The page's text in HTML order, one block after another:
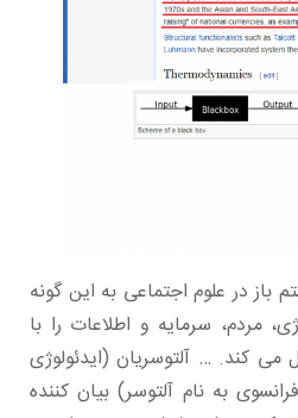
در علوم اجتماعی به این گونه
مردم، سرمایه و اطلاعات را با
کند. … آلتوسریان (ایدئولوژی
به نام آلتوسر) بیان کننده